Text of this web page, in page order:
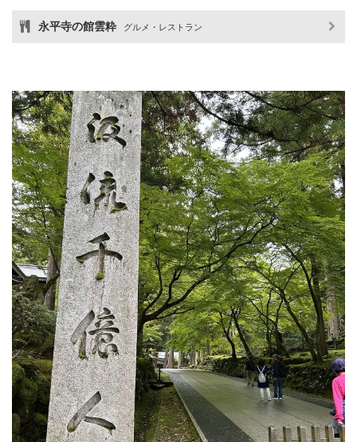
永平寺の館雲粋 グルメ・レストラン